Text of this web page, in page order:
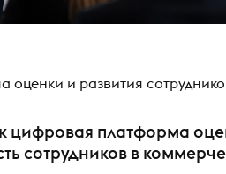
и развития
цифровая платформа
сотрудников в